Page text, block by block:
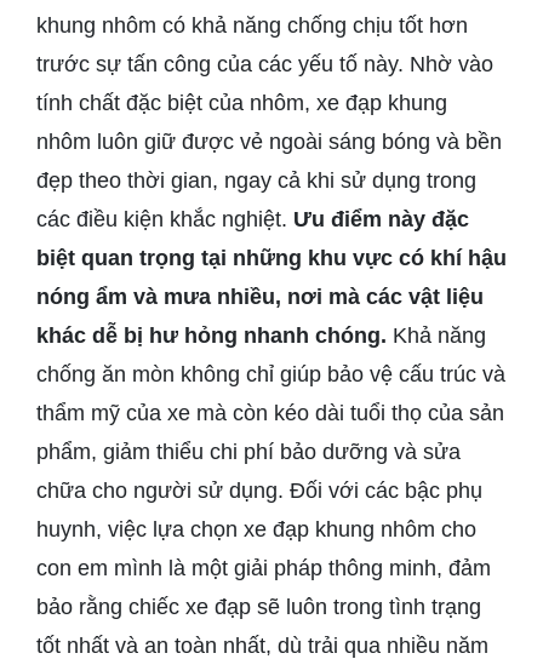
khung nhôm có khả năng chống chịu tốt hơn
trước sự tấn công của các yếu tố này. Nhờ vào
tính chất đặc biệt của nhôm, xe đạp khung
nhôm luôn giữ được vẻ ngoài sáng bóng và bền
đẹp theo thời gian, ngay cả khi sử dụng trong
các điều kiện khắc nghiệt. Ưu điểm này đặc
biệt quan trọng tại những khu vực có khí hậu
nóng ẩm và mưa nhiều, nơi mà các vật liệu
khác dễ bị hư hỏng nhanh chóng. Khả năng
chống ăn mòn không chỉ giúp bảo vệ cấu trúc và
thẩm mỹ của xe mà còn kéo dài tuổi thọ của sản
phẩm, giảm thiểu chi phí bảo dưỡng và sửa
chữa cho người sử dụng. Đối với các bậc phụ
huynh, việc lựa chọn xe đạp khung nhôm cho
con em mình là một giải pháp thông minh, đảm
bảo rằng chiếc xe đạp sẽ luôn trong tình trạng
tốt nhất và an toàn nhất, dù trải qua nhiều năm